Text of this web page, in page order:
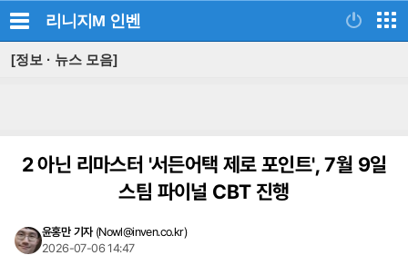
리니지M 인벤
[정보 · 뉴스 모음]
2 아닌 리마스터 '서든어택 제로 포인트', 7월 9일
스팀 파이널 CBT 진행
윤홍만 기자 (Nowl@inven.co.kr)
2026-07-06 14:47